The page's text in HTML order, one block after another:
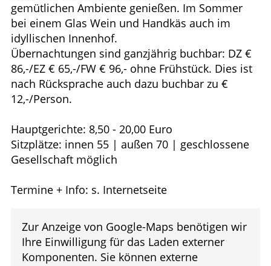
gemütlichen Ambiente genießen. Im Sommer
bei einem Glas Wein und Handkäs auch im
idyllischen Innenhof.
Übernachtungen sind ganzjährig buchbar: DZ €
86,-/EZ € 65,-/FW € 96,- ohne Frühstück. Dies ist
nach Rücksprache auch dazu buchbar zu €
12,-/Person.
Hauptgerichte: 8,50 - 20,00 Euro
Sitzplätze: innen 55 | außen 70 | geschlossene
Gesellschaft möglich
Termine + Info: s. Internetseite
Zur Anzeige von Google-Maps benötigen wir
Ihre Einwilligung für das Laden externer
Komponenten. Sie können externe